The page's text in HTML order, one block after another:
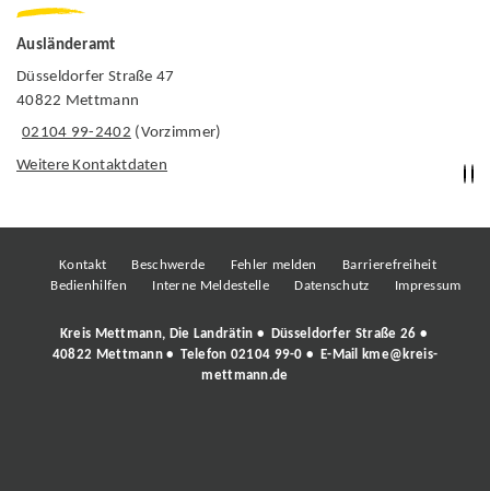
Ausländeramt
Düsseldorfer Straße 47
40822 Mettmann
02104 99-2402 (Vorzimmer)
Weitere Kontaktdaten
Kontakt Beschwerde Fehler melden
Barrierefreiheit
Bedienhilfen
Interne Meldestelle Datenschutz Impressum
Kreis Mettmann, Die Landrätin • Düsseldorfer Straße 26 •
40822 Mettmann • Telefon 02104 99-0 • E-Mail
kme@kreis-
mettmann.de